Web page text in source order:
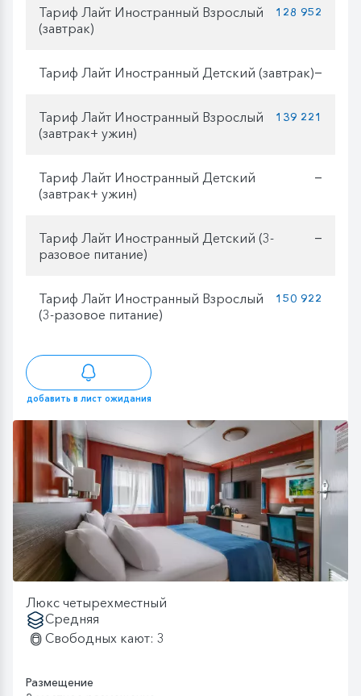
Тариф Лайт Иностранный Взрослый
(завтрак)
128 952
Тариф Лайт Иностранный Детский (завтрак)—
Тариф Лайт Иностранный Взрослый
(завтрак+ ужин)
139 221
Тариф Лайт Иностранный Детский
(завтрак+ ужин)
—
Тариф Лайт Иностранный Детский (3-
разовое питание)
—
Тариф Лайт Иностранный Взрослый
(3-разовое питание)
150 922
добавить в лист ожидания
Люкс четырехместный
Средняя
Свободных кают: 3
Размещение